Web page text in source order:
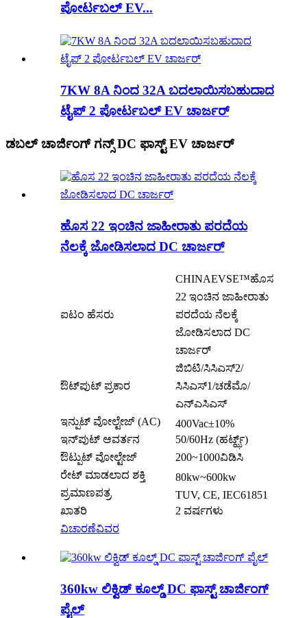
ಪೋರ್ಟಬಲ್ EV...
7KW 8A ನಿಂದ 32A ಬದಲಾಯಿಸಬಹುದಾದ
ಟೈಪ್ 2 ಪೋರ್ಟಬಲ್ EV ಚಾರ್ಜರ್
ಡಬಲ್ ಚಾರ್ಜಿಂಗ್ ಗನ್ಸ್ DC ಫಾಸ್ಟ್ EV ಚಾರ್ಜರ್
ಹೊಸ 22 ಇಂಚಿನ ಜಾಹೀರಾತು ಪರದೆಯ
ನೆಲಕ್ಕೆ ಜೋಡಿಸಲಾದ DC ಚಾರ್ಜರ್
ಐಟಂ ಹೆಸರು
CHINAEVSE™️ಹೊಸ
22 ಇಂಚಿನ ಜಾಹೀರಾತು
ಪರದೆಯ ನೆಲಕ್ಕೆ
ಜೋಡಿಸಲಾದ DC
ಚಾರ್ಜರ್
ಔಟ್‌ಪುಟ್ ಪ್ರಕಾರ
ಜಿಬಿಟಿ/ಸಿಸಿಎಸ್2/
ಸಿಸಿಎಸ್1/ಚಡೆಮೊ/
ಎನ್‌ಎಸಿಎಸ್
ಇನ್ಪುಟ್ ವೋಲ್ಟೇಜ್ (AC)
400Vac±10%
ಇನ್‌ಪುಟ್ ಆವರ್ತನ
50/60Hz (ಹರ್ಟ್ಝ್)
ಔಟ್ಪುಟ್ ವೋಲ್ಟೇಜ್
200~1000ವಿಡಿಸಿ
ರೇಟ್ ಮಾಡಲಾದ ಶಕ್ತಿ
80kw~600kw
ಪ್ರಮಾಣಪತ್ರ
TUV, CE, IEC61851
ಖಾತರಿ
2 ವರ್ಷಗಳು
ವಿಚಾರಣೆವಿವರ
360kw ಲಿಕ್ವಿಡ್ ಕೂಲ್ಡ್ DC ಫಾಸ್ಟ್ ಚಾರ್ಜಿಂಗ್
ಪೈಲ್